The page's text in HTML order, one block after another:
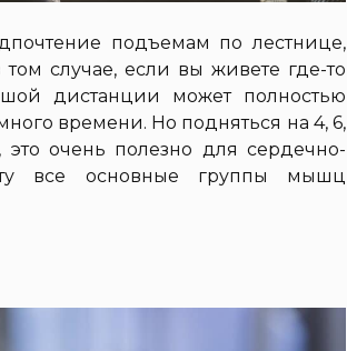
подъемам по лестнице,
случае, если вы живете где-то
дистанции может полностью
времени. Но подняться на 4, 6,
очень полезно для сердечно-
все основные группы мышц